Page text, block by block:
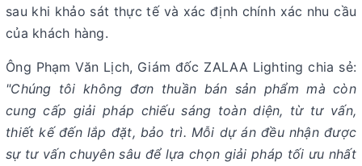
sau khi khảo sát thực tế và xác định chính xác nhu cầu
của khách hàng.
Ông Phạm Văn Lịch, Giám đốc ZALAA Lighting chia sẻ:
"Chúng tôi không đơn thuần bán sản phẩm mà còn
cung cấp giải pháp chiếu sáng toàn diện, từ tư vấn,
thiết kế đến lắp đặt, bảo trì. Mỗi dự án đều nhận được
sự tư vấn chuyên sâu để lựa chọn giải pháp tối ưu nhất